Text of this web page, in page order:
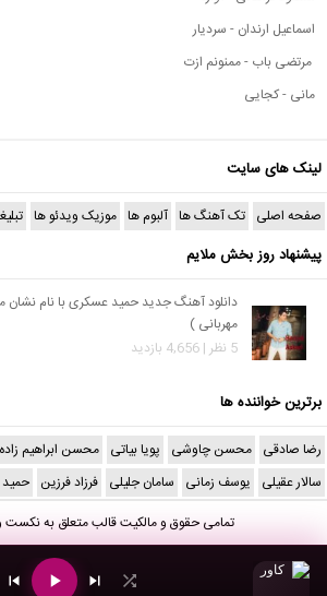
اسماعیل ارندان - سردیار
مرتضی باب - ممنونم ازت
مانی - کجایی
لینک های سایت
صفحه اصلی تک آهنگ ها آلبوم ها موزیک ویدئو ها
پیشنهاد روز بخش ملایم
دانلود آهنگ جدید حمید عسکری با نام نشان
مهربانی )
5 نظر | 4,656 بازدید
برترین خواننده ها
رضا صادقی محسن چاوشی پویا بیاتی محسن ابراهیم زاده
سالار عقیلی یوسف زمانی سامان جلیلی فرزاد فرزین حمید
تمامی حقوق و مالکیت قالب متعلق بهنکست